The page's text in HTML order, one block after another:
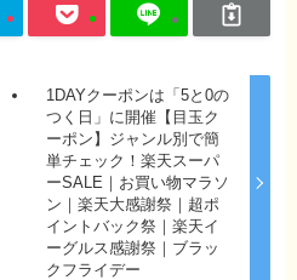
1DAYクーポンは「5と0の
つく日」に開催【目玉ク
ーポン】ジャンル別で簡
単チェック！楽天スーパ
ーSALE｜お買い物マラソ
ン｜楽天大感謝祭｜超ポ
イントバック祭｜楽天イ
ーグルス感謝祭｜ブラッ
クフライデー